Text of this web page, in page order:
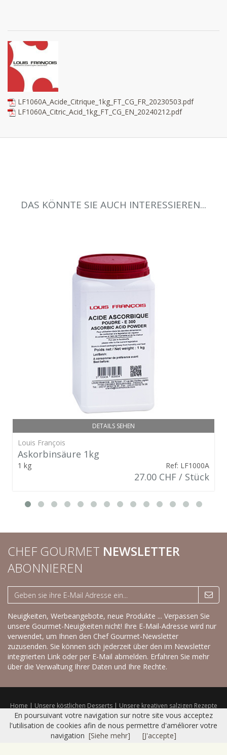
LF1060A_Acide_Citrique_1kg_FT_CG_FR_20230503.pdf
LF1060A_Citric_Acid_1kg_FT_CG_EN_20240212.pdf
DAS KÖNNTE SIE AUCH INTERESSIEREN...
DETAILS SEHEN
Louis François
Askorbinsäure 1kg
1 kg Ref: LF1000A
27.00 CHF / Stück
CHEF GOURMET NEWSLETTER
ABONNIEREN
Neuigkeiten, Werbeangebote, neue Produkte ... Verpassen Sie
unsere Gourmet-Neuigkeiten nicht! Ihre E-Mail-Adresse wird nur
verwendet, um Ihnen den Chef Gourmet-Newsletter
zuzusenden. Sie können sich jederzeit über den im Newsletter
integrierten Link oder per E-Mail abmelden. Erfahren Sie mehr
über die Verwaltung Ihrer Daten und Ihre Rechte.
Home | Unsere köstlichen Desserts | Unsere kreativen salzigen Rezepte
|Trockenprodukte|Frisches Sortiment| Katalog|Kontakt |Sitemap
Nutzungsbedingungen
© 2016 CHEF GOURMET - Réalisation Bexter
En poursuivant votre navigation sur notre site vous acceptez
l'utilisation de cookies afin de nous permettre d'améliorer votre
navigation [Siehe mehr] [J'accepte]